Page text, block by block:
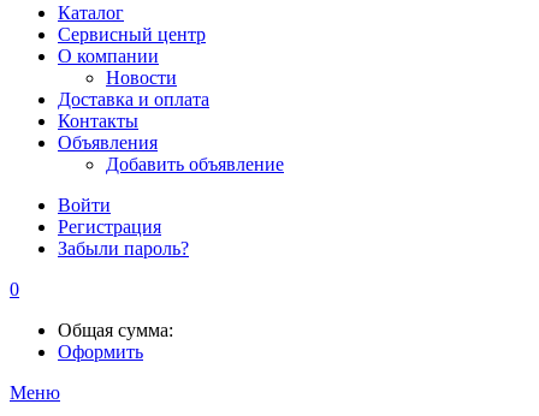
Каталог
Сервисный центр
О компании
Новости
Доставка и оплата
Контакты
Объявления
Добавить объявление
Войти
Регистрация
Забыли пароль?
0
Общая сумма:
Оформить
Меню